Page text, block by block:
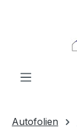
Autofolien